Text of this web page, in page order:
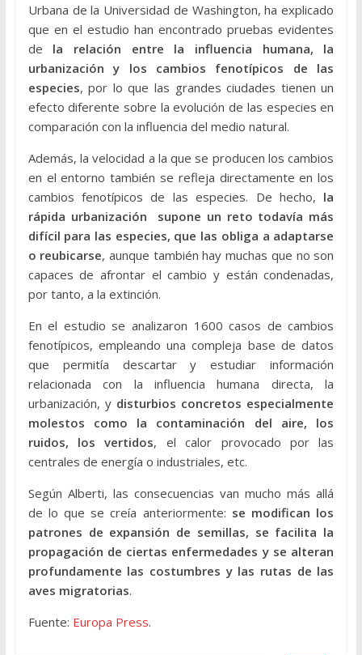
Urbana de la Universidad de Washington, ha explicado
que en el estudio han encontrado pruebas evidentes
de la relación entre la influencia humana, la
urbanización y los cambios fenotípicos de las
especies, por lo que las grandes ciudades tienen un
efecto diferente sobre la evolución de las especies en
comparación con la influencia del medio natural.
Además, la velocidad a la que se producen los cambios
en el entorno también se refleja directamente en los
cambios fenotípicos de las especies. De hecho, la
rápida urbanización supone un reto todavía más
difícil para las especies, que las obliga a adaptarse
o reubicarse, aunque también hay muchas que no son
capaces de afrontar el cambio y están condenadas,
por tanto, a la extinción.
En el estudio se analizaron 1600 casos de cambios
fenotípicos, empleando una compleja base de datos
que permitía descartar y estudiar información
relacionada con la influencia humana directa, la
urbanización, y disturbios concretos especialmente
molestos como la contaminación del aire, los
ruidos, los vertidos, el calor provocado por las
centrales de energía o industriales, etc.
Según Alberti, las consecuencias van mucho más allá
de lo que se creía anteriormente: se modifican los
patrones de expansión de semillas, se facilita la
propagación de ciertas enfermedades y se alteran
profundamente las costumbres y las rutas de las
aves migratorias.
Fuente: Europa Press.